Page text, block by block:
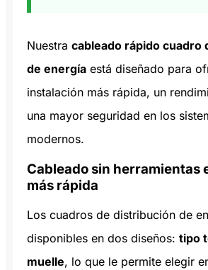
Nuestra cableado rápido cuadro
de energía está diseñado para
instalación más rápida, un
una mayor seguridad en los
modernos.
Cableado sin herramientas
más rápida
Los cuadros de distribución de
disponibles en dos diseños: tipo
muelle, lo que le permite elegir